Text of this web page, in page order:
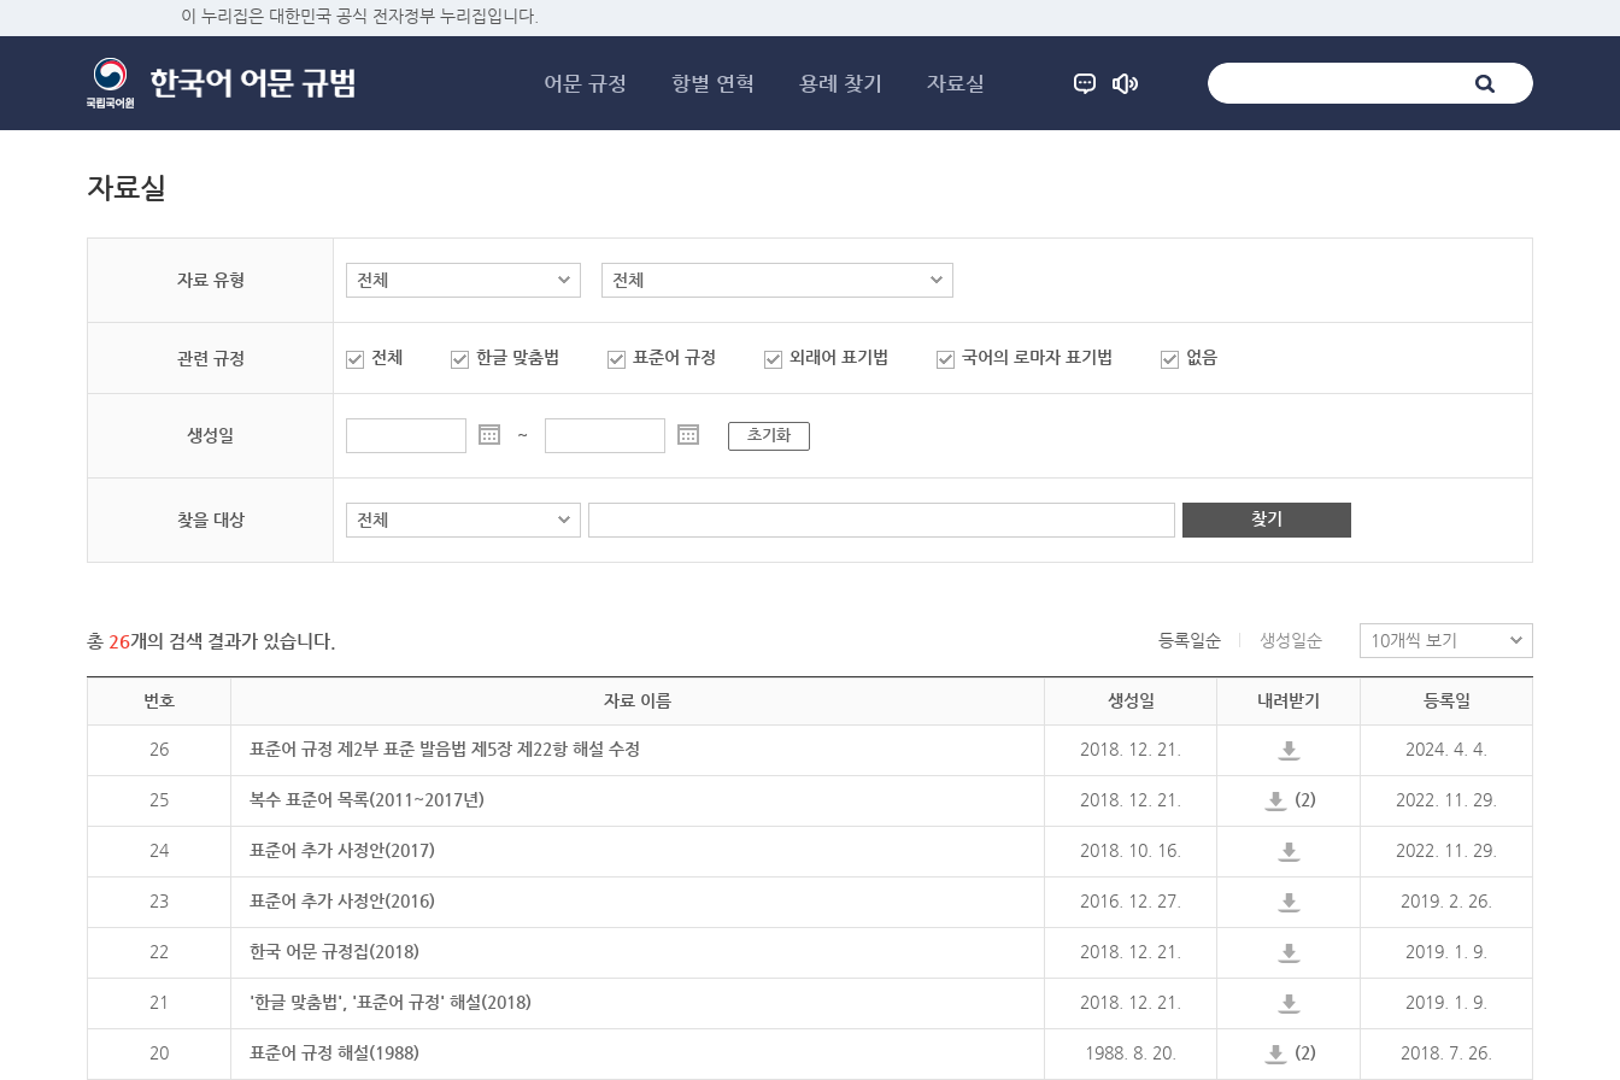
이 누리집은 대한민국 공식 전자정부 누리집입니다.
어문 규정 항별 연혁 용례 찾기 자료실
자료실
자료 유형
관련 규정 전체 한글 맞춤법 표준어 규정 외래어 표기법 국어의 로마자 표기법 없음
생성일 ~ 초기화
찾을 대상 찾기
총 26개의 검색 결과가 있습니다. 등록일순 생성일순
번호 자료 이름 생성일 내려받기 등록일
26 표준어 규정 제2부 표준 발음법 제5장 제22항 해설 수정 2018. 12. 21. 2024. 4. 4.
25 복수 표준어 목록(2011~2017년) 2018. 12. 21. (2) 2022. 11. 29.
24 표준어 추가 사정안(2017) 2018. 10. 16. 2022. 11. 29.
23 표준어 추가 사정안(2016) 2016. 12. 27. 2019. 2. 26.
22 한국 어문 규정집(2018) 2018. 12. 21. 2019. 1. 9.
21 '한글 맞춤법', '표준어 규정' 해설(2018) 2018. 12. 21. 2019. 1. 9.
20 표준어 규정 해설(1988) 1988. 8. 20. (2) 2018. 7. 26.